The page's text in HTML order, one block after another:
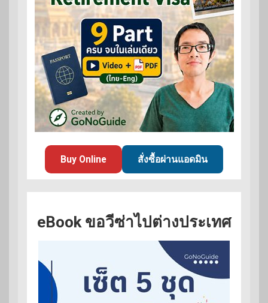
Buy Online สั่งซื้อผ่านแอดมิน
eBook ขอวีซ่าไปต่างประเทศ